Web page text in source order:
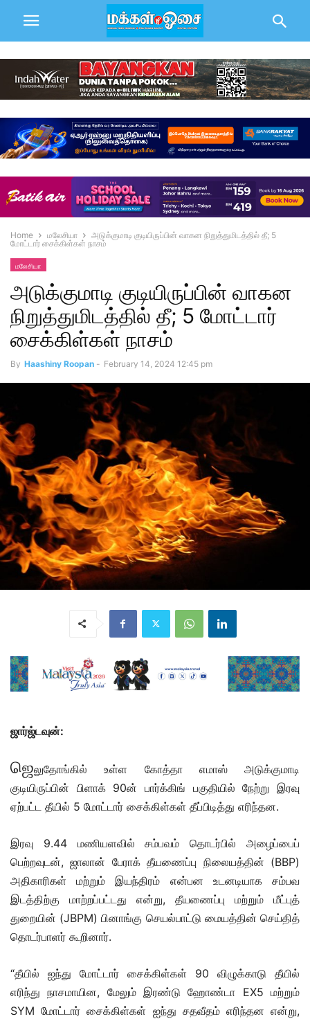
Home மலேசியா
அடுக்குமாடி குடியிருப்பின் வாகன நிறுத்துமிடத்தில் தீ; 5
மோட்டார் சைக்கிள்கள் நாசம்
மலேசியா
அடுக்குமாடி குடியிருப்பின் வாகன
நிறுத்துமிடத்தில் தீ; 5 மோட்டார்
சைக்கிள்கள் நாசம்
By Haashiny Roopan - February 14, 2024 12:45 pm
ஜார்ஜ்டவுன்:
ஜெலுதோங்கில் உள்ள கோத்தா எமாஸ் அடுக்குமாடி
குடியிருப்பின் பிளாக் 90ன் பார்க்கிங் பகுதியில் நேற்று இரவு
ஏற்பட்ட தீயில் 5 மோட்டார் சைக்கிள்கள் தீப்பிடித்து எரிந்தன.
இரவு 9.44 மணியளவில் சம்பவம் தொடர்பில் அழைப்பைப்
பெற்றவுடன், ஜாலான் பேராக் தீயணைப்பு நிலையத்தின் (BBP)
அதிகாரிகள் மற்றும் இயந்திரம் என்பன உடனடியாக சம்பவ
இடத்திற்கு மாற்றப்பட்டது என்று, தீயணைப்பு மற்றும் மீட்புத்
துறையின் (JBPM) பினாங்கு செயல்பாட்டு மையத்தின் செய்தித்
தொடர்பாளர் கூறினார்.
“தீயில் ஐந்து மோட்டார் சைக்கிள்கள் 90 விழுக்காடு தீயில்
எரிந்து நாசமாயின, மேலும் இரண்டு ஹோண்டா EX5 மற்றும்
SYM மோட்டார் சைக்கிள்கள் ஐந்து சதவீதம் எரிந்தன என்று,